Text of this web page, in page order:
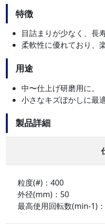
特徴
目詰まりが少なく、長
柔軟性に優れており、
用途
中〜仕上げ研磨用に。
小さなキズぼかしに最適
製品詳細
粒度(#)：400
外径(mm)：50
最高使用回転数(min-1)